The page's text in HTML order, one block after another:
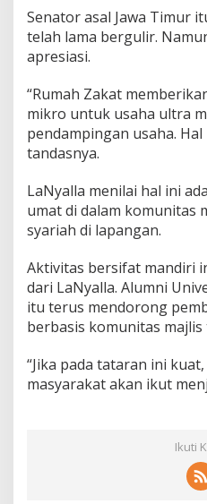
k
a
a
a
t
P
d
e
m
i
Senator asal Jawa Timur
telah lama bergulir.
apresiasi.
“Rumah Zakat
mikro untuk usaha ultra
pendampingan usaha.
tandasnya.
LaNyalla menilai hal ini
umat di dalam komunitas
syariah di lapangan.
Aktivitas bersifat mandiri
dari LaNyalla. Alumni
itu terus mendorong
berbasis komunitas majlis
“Jika pada tataran ini
masyarakat akan ikut
Ikuti